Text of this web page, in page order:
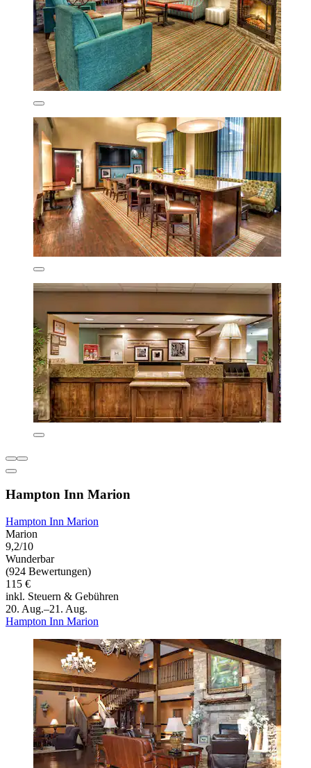
Hampton Inn Marion
Hampton Inn Marion
Marion
9,2/10
Wunderbar
(924 Bewertungen)
115 €
inkl. Steuern & Gebühren
20. Aug.–21. Aug.
Hampton Inn Marion